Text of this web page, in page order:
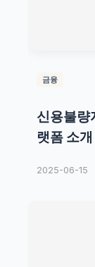
금융
신용불량
랫폼 소개
2025-06-15